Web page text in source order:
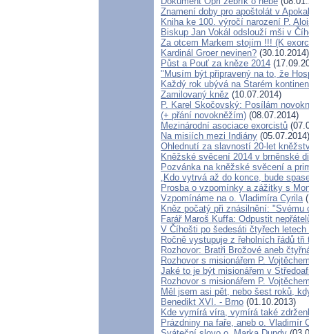
Znamení doby pro apoštolát v
Kniha ke 100. výročí narození P.
Biskup Jan Vokál odslouží mši v
Za otcem Markem stojím !!! (K
Kardinál Groer nevinen? (30.10.2014)
Půst a Pouť za kněze 2014
"Musím být připravený na to, že
Každý rok ubývá na Starém
Zamilovaný kněz (10.07.2014)
P. Karel Skočovský: Posílám
(+ přání novokněžím) (08.07.2014)
Mezinárodní asociace exorcistů
Na misiích mezi Indiány (05.07.2014)
Ohlednutí za slavností 20-let
Kněžské svěcení 2014 v brněnské
Pozvánka na kněžské svěcení a
„Kdo vytrvá až do konce, bude
Prosba o vzpomínky a zážitky s
Vzpomínáme na o. Vladimíra Cyrila
Kněz počatý při znásilnění:
Farář Maroš Kuffa: Odpustit
V Číhošti po šedesáti čtyřech
Ročně vystupuje z řeholních řádů tři
Rozhovor: Bratři Brožové aneb
Rozhovor s misionářem P.
Jaké to je být misionářem v
Rozhovor s misionářem P.
Měl jsem asi pět, nebo šest roků,
Benedikt XVI. - Brno (01.10.2013)
Kde vymírá víra, vymírá také
Prázdniny na faře, aneb o. Vladimír